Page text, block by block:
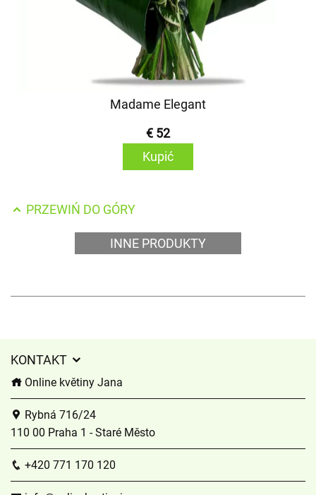
Madame Elegant
€ 52
Kupić
PRZEWIŃ DO GÓRY
INNE PRODUKTY
KONTAKT
Online květiny Jana
Rybná 716/24
110 00 Praha 1 - Staré Město
+420 771 170 120